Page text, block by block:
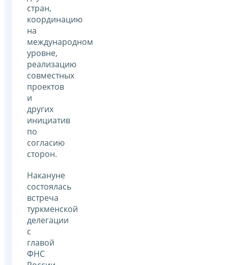
стран,
координацию
на
международном
уровне,
реализацию
совместных
проектов
и
других
инициатив
по
согласию
сторон.
Накануне
состоялась
встреча
туркменской
делегации
с
главой
ФНС